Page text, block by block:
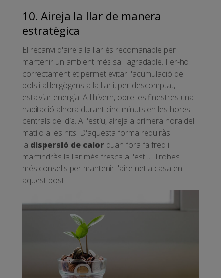
10. Aireja la llar de manera
estratègica
El recanvi d'aire a la llar és recomanable per
mantenir un ambient més sa i agradable. Fer-ho
correctament et permet evitar l'acumulació de
pols i al·lergògens a la llar i, per descomptat,
estalviar energia. A l'hivern, obre les finestres una
habitació alhora durant cinc minuts en les hores
centrals del dia. A l'estiu, aireja a primera hora del
matí o a les nits. D'aquesta forma reduiràs
la dispersió de calor quan fora fa fred i
mantindràs la llar més fresca a l'estiu. Trobes
més consells per mantenir l'aire net a casa en
aquest post.